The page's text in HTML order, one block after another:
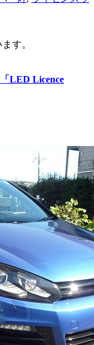
す。
「LED Licence